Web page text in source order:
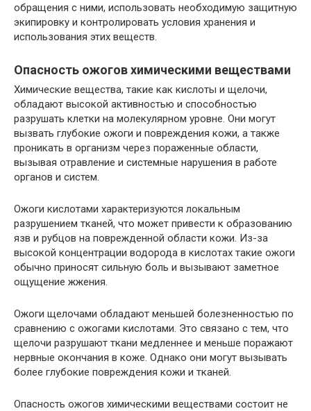
обращения с ними, использовать необходимую защитную
экипировку и контролировать условия хранения и
использования этих веществ.
Опасность ожогов химическими веществами
Химические вещества, такие как кислоты и щелочи,
обладают высокой активностью и способностью
разрушать клетки на молекулярном уровне. Они могут
вызвать глубокие ожоги и повреждения кожи, а также
проникать в организм через пораженные области,
вызывая отравление и системные нарушения в работе
органов и систем.
Ожоги кислотами характеризуются локальным
разрушением тканей, что может привести к образованию
язв и рубцов на поврежденной области кожи. Из-за
высокой концентрации водорода в кислотах такие ожоги
обычно приносят сильную боль и вызывают заметное
ощущение жжения.
Ожоги щелочами обладают меньшей болезненностью по
сравнению с ожогами кислотами. Это связано с тем, что
щелочи разрушают ткани медленнее и меньше поражают
нервные окончания в коже. Однако они могут вызывать
более глубокие повреждения кожи и тканей.
Опасность ожогов химическими веществами состоит не